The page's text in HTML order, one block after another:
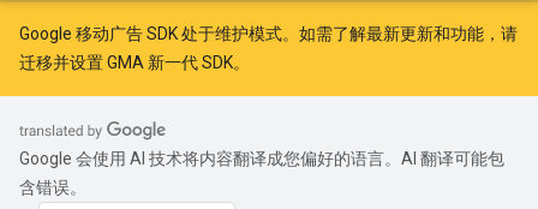
Google 移动广告 SDK 处于维护模式。如需了解最新更新和功能，请
迁移并设置 GMA 新一代 SDK。
Google 会使用 AI 技术将内容翻译成您偏好的语言。AI 翻译可能包
含错误。